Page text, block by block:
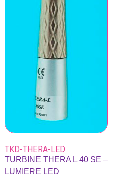
TKD-THERA-LED
TURBINE THERA L 40 SE –
LUMIERE LED